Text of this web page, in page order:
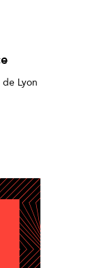
Lyon